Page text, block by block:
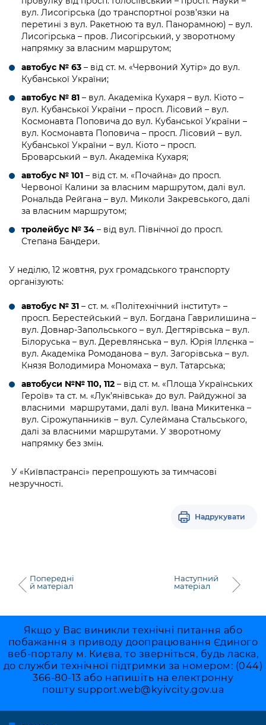
Підприємства, установи, організації
Kyiv International Relations
Річні звіти
Гендерна політика
Безбар'єрність
Київська міська військова адміністрація
Портал Захисників та Захисниць
Безбар'єрність
Портал послуг
Міський застосунок Київ Цифровий
Важливе під час воєнного стану
Уряд» – місцевий рівень»
Важливе під час воєнного стану
Про відкриті дані
Портал даних Києва
Публічні дашборди
вул. Лисогірська (до транспортної розв’язки на
перетині з вул. Ракетною та вул. Панорамною) – вул.
Лисогірська – пров. Лисогірський, у зворотному
напрямку за власним маршрутом;
автобус № 63 – від ст. м. «Червоний Хутір» до вул.
Кубанської України;
автобус № 81 – вул. Академіка Кухаря – вул. Кіото –
вул. Кубанської України – просп. Лісовий – вул.
Космонавта Поповича до вул. Кубанської України –
вул. Космонавта Поповича – просп. Лісовий – вул.
Кубанської України – вул. Кіото – просп.
Броварський – вул. Академіка Кухаря;
автобус № 101 – від ст. м. «Почайна» до просп.
Червоної Калини за власним маршрутом, далі вул.
Рональда Рейгана – вул. Миколи Закревського, далі
за власним маршрутом;
тролейбус № 34 – від вул. Північної до просп.
Степана Бандери.
У неділю, 12 жовтня, рух громадського транспорту
організують:
автобус № 31 – ст. м. «Політехнічний інститут» –
просп. Берестейський – вул. Богдана Гаврилишина –
вул. Довнар-Запольського – вул. Дегтярівська – вул.
Білоруська – вул. Деревлянська – вул. Юрія Іллєнка –
вул. Академіка Ромоданова – вул. Загорівська – вул.
Князя Володимира Мономаха – вул. Татарська;
автобуси №№ 110, 112 – від ст. м. «Площа Українських
Героїв» та ст. м. «Лук’янівська» до вул. Райдужної за
власними маршрутами, далі вул. Івана Микитенка –
вул. Сірожупанників – вул. Сулеймана Стальського,
далі за власними маршрутами. У зворотному
напрямку без змін.
У «Київпастрансі» перепрошують за тимчасові
незручності.
Надрукувати
Попередні
й матеріал
Наступний
матеріал
Якщо у Вас виникли технічні питання або
побажання з приводу доопрацювання Єдиного
веб-порталу м. Києва, то зверніться, будь ласка,
до служби технічної підтримки за номером: (044)
366-80-13 або напишіть на електронну
пошту support.web@kyivcity.gov.ua